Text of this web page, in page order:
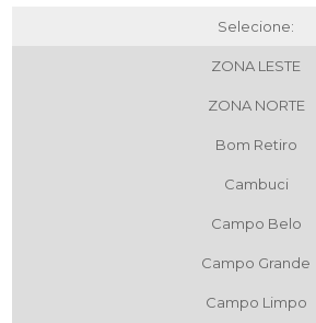
Selecione:
ZONA LESTE
ZONA NORTE
Bom Retiro
Cambuci
Campo Belo
Campo Grande
Campo Limpo